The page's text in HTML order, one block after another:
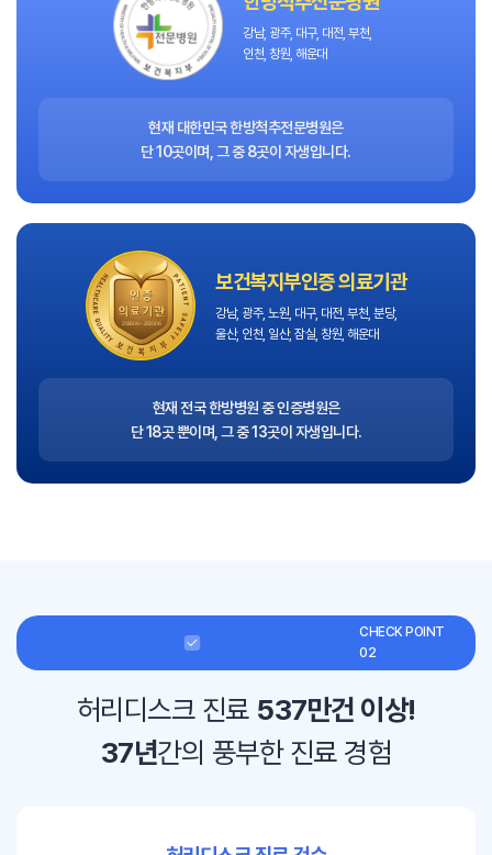
강남, 광주, 대구, 대전, 부천,
인천, 창원, 해운대
현재 대한민국 한방척추전문병원은
단 10곳이며, 그 중 8곳이 자생입니다.
보건복지부인증 의료기관
강남, 광주, 노원, 대구, 대전, 부천, 분당,
울산, 인천, 일산, 잠실, 창원, 해운대
현재 전국 한방병원 중 인증병원은
단 18곳 뿐이며, 그 중 13곳이 자생입니다.
CHECK POINT
02
허리디스크 진료 537만건 이상!
37년간의 풍부한 진료 경험